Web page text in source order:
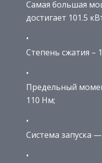
Самая большая
достигает 101.5
Степень сжатия –
Предельный
110 Нм;
Система запуска